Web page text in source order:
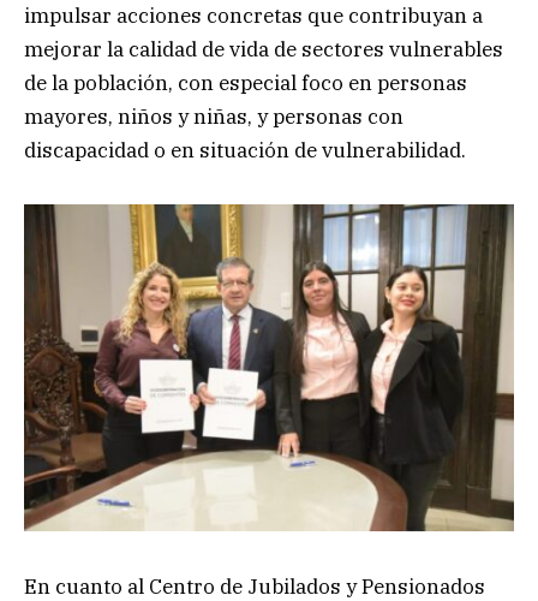
impulsar acciones concretas que contribuyan a
mejorar la calidad de vida de sectores vulnerables
de la población, con especial foco en personas
mayores, niños y niñas, y personas con
discapacidad o en situación de vulnerabilidad.
En cuanto al Centro de Jubilados y Pensionados